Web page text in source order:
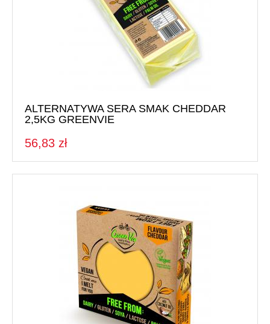
ALTERNATYWA SERA SMAK CHEDDAR
2,5KG GREENVIE
56,83 zł